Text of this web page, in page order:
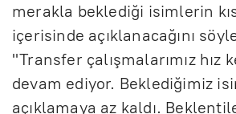
merakla beklediği isimlerin
içerisinde açıklanacağını
"Transfer çalışmalarımız hız
devam ediyor. Beklediğimiz
açıklamaya az kaldı.